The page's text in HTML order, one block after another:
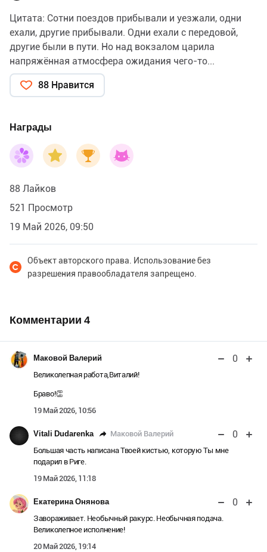
Цитата: Сотни поездов прибывали и уезжали, одни
ехали, другие прибывали. Одни ехали с передовой,
другие были в пути. Но над вокзалом царила
напряжённая атмосфера ожидания чего-то...
88 Нравится
Награды
88 Лайков
521 Просмотр
19 Май 2026, 09:50
Объект авторского права. Использование без
разрешения правообладателя запрещено.
Комментарии 4
Маковой Валерий 0
Великолепная работа,Виталий!
Браво!👏
19 Май 2026, 10:56
Vitali Dudarenka Маковой Валерий 0
Большая часть написана Твоей кистью, которую Ты мне
подарил в Риге.
19 Май 2026, 11:18
Екатерина Онянова 0
Завораживает. Необычный ракурс. Необычная подача.
Великолепное исполнение!
20 Май 2026, 19:14